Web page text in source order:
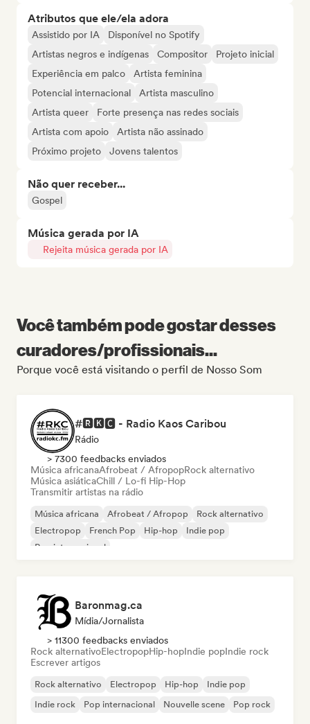
Atributos que ele/ela adora
Assistido por IA
Disponível no Spotify
Artistas negros e indígenas
Compositor
Projeto inicial
Experiência em palco
Artista feminina
Potencial internacional
Artista masculino
Artista queer
Forte presença nas redes sociais
Artista com apoio
Artista não assinado
Próximo projeto
Jovens talentos
Não quer receber...
Gospel
Música gerada por IA
Rejeita música gerada por IA
Você também pode gostar desses
curadores/profissionais...
Porque você está visitando o perfil de Nosso Som
#🆁🅺🅲 - Radio Kaos Caribou
Rádio
> 7300 feedbacks enviados
Música africanaAfrobeat / AfropopRock alternativo
Música asiáticaChill / Lo-fi Hip-Hop
Transmitir artistas na rádio
Música africana Afrobeat / Afropop
Rock alternativo
Electropop
French Pop Hip-hop
Indie pop
Pop internacional
Baronmag.ca
Mídia/Jornalista
> 11300 feedbacks enviados
Rock alternativoElectropopHip-hopIndie popIndie rock
Escrever artigos
Rock alternativo Electropop Hip-hop
Indie pop
Indie rock
Pop internacional Nouvelle scene Pop rock